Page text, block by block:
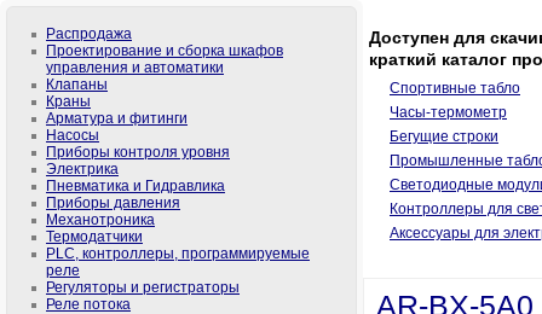
Распродажа
Проектирование и сборка шкафов
управления и автоматики
Клапаны
Краны
Арматура и фитинги
Насосы
Приборы контроля уровня
Электрика
Пневматика и Гидравлика
Приборы давления
Механотроника
Термодатчики
PLС, контроллеры, программируемые
реле
Регуляторы и регистраторы
Реле потока
Доступен для
краткий каталог
Спортивные табло
Часы-термометр
Бегущие строки
Промышленные
Светодиодные
Контроллеры для
Аксессуары для
AR-BX-5A0